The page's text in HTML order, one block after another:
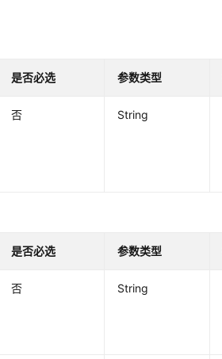
是否必选 参数类型
否 String
是否必选 参数类型
否 String